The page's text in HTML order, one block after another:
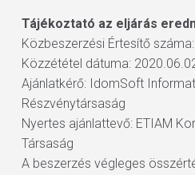
Tájékoztató az eljárás
Közbeszerzési Értesítő
Közzététel dátuma:
Ajánlatkérő: IdomSoft
Részvénytársaság
Nyertes ajánlattevő: ETIAM
Társaság
A beszerzés végleges